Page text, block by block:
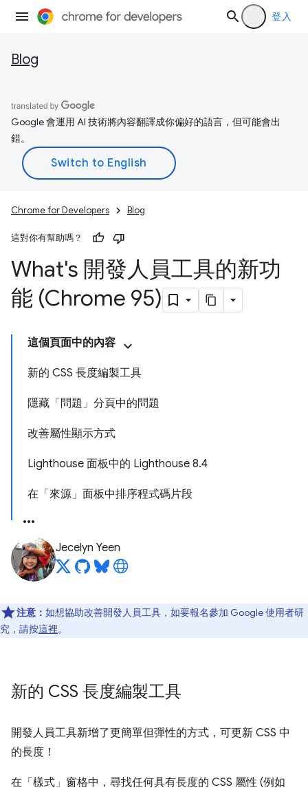
登入
Blog
Google 會運用 AI 技術將內容翻譯成你偏好的語言，但可能會出
錯。
Chrome for Developers Blog
這對你有幫助嗎？
What's 開發人員工具的新功
能 (Chrome 95)
這個頁面中的內容
新的 CSS 長度編製工具
隱藏「問題」分頁中的問題
改善屬性顯示方式
Lighthouse 面板中的 Lighthouse 8.4
在「來源」面板中排序程式碼片段
Jecelyn Yeen
注意： 如想協助改善開發人員工具，如要報名參加 Google 使用者研
究，請按這裡。
新的 CSS 長度編製工具
開發人員工具新增了更簡單但彈性的方式，可更新 CSS 中
的長度！
在「樣式」 窗格中，尋找任何具有長度的 CSS 屬性 (例如